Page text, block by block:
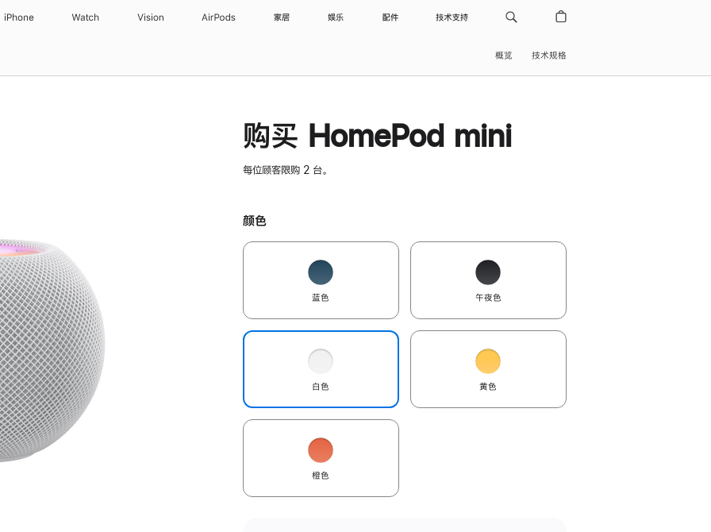
iPhone Watch Vision AirPods 家居 娱乐 配件 技术支持
概览 技术规格
购买 HomePod mini
每位顾客限购 2 台。
颜色
蓝色 午夜色
白色 黄色
橙色